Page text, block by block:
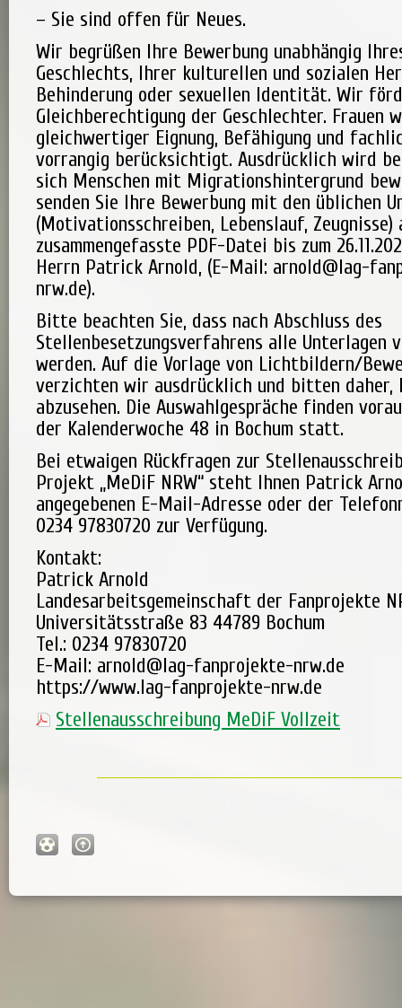
– Sie sind offen für Neues.
Wir begrüßen Ihre Bewerbung unabhängig
Geschlechts, Ihrer kulturellen und sozialen
Behinderung oder sexuellen Identität. Wir
Gleichberechtigung der Geschlechter. Frauen
gleichwertiger Eignung, Befähigung und
vorrangig berücksichtigt. Ausdrücklich wird
sich Menschen mit Migrationshintergrund
senden Sie Ihre Bewerbung mit den üblichen
(Motivationsschreiben, Lebenslauf, Zeugnisse)
zusammengefasste PDF-Datei bis zum
Herrn Patrick Arnold, (E-Mail: arnold@lag-
nrw.de).
Bitte beachten Sie, dass nach Abschluss des
Stellenbesetzungsverfahrens alle Unterlagen
werden. Auf die Vorlage von Lichtbildern/
verzichten wir ausdrücklich und bitten daher,
abzusehen. Die Auswahlgespräche finden
der Kalenderwoche 48 in Bochum statt.
Bei etwaigen Rückfragen zur
Projekt „MeDiF NRW“ steht Ihnen Patrick
angegebenen E-Mail-Adresse oder der
0234 97830720 zur Verfügung.
Kontakt:
Patrick Arnold
Landesarbeitsgemeinschaft der Fanprojekte
Universitätsstraße 83 44789 Bochum
Tel.: 0234 97830720
E-Mail: arnold@lag-fanprojekte-nrw.de
https://www.lag-fanprojekte-nrw.de
Stellenausschreibung MeDiF Vollzeit